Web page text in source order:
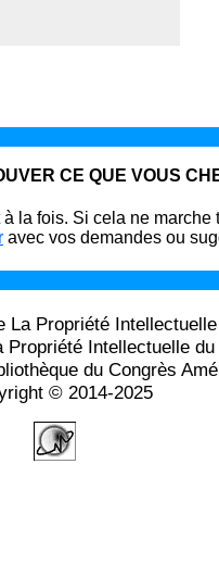
CE QUE VOUS
la fois. Si cela ne marche
avec vos demandes ou
La Propriété
Propriété Intellectuelle
du Congrès
© 2014-2025